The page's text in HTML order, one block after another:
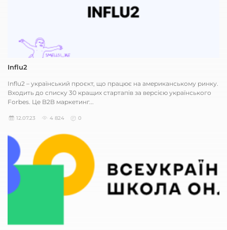
Influ2
Influ2 – український проєкт, що працює на американському ринку.
Входить до списку 30 кращих стартапів за версією українського
Forbes. Це B2B маркетинг...
12.07.23 4 824 0